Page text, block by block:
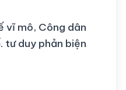
vĩ mô, Công dân
tư duy phản biện